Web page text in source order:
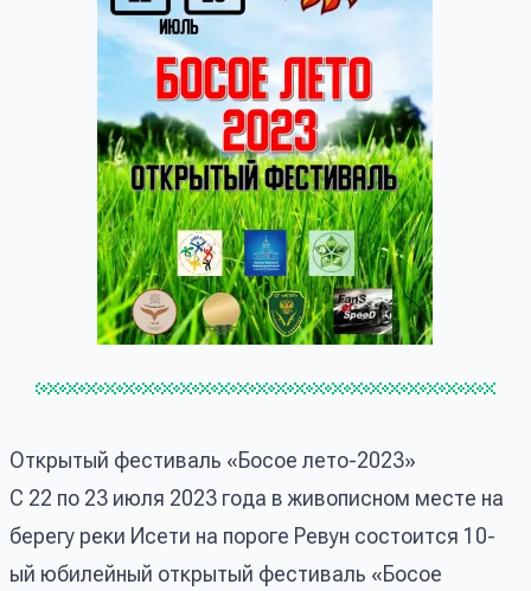
Открытый фестиваль «Босое лето-2023»
С 22 по 23 июля 2023 года в живописном месте на
берегу реки Исети на пороге Ревун состоится 10-
ый юбилейный открытый фестиваль «Босое